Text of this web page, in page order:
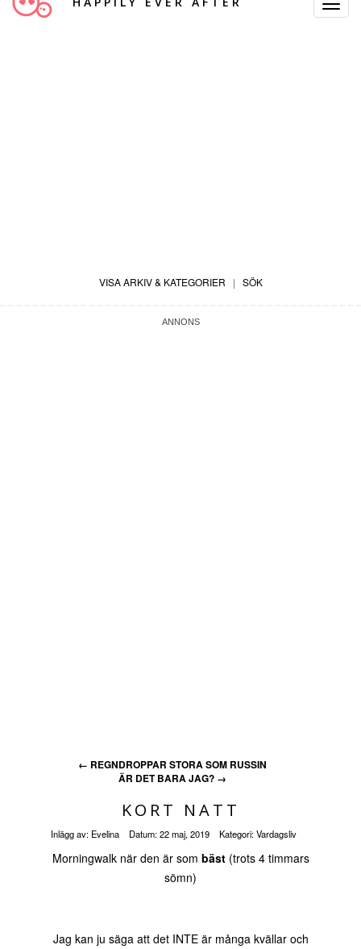
Toggle
VISA ARKIV & KATEGORIER | SÖK
← REGNDROPPAR STORA SOM RUSSIN
ÄR DET BARA JAG? →
KORT NATT
Inlägg av: Evelina Datum:22 maj, 2019 Kategori:Vardagsliv
Morningwalk när den är som bäst (trots 4 timmars
sömn)
Jag kan ju säga att det INTE är många kvällar och